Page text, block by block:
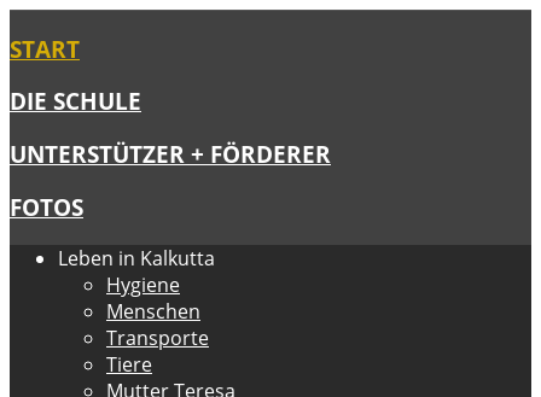
START
DIE SCHULE
UNTERSTÜTZER + FÖRDERER
FOTOS
Leben in Kalkutta
Hygiene
Menschen
Transporte
Tiere
Mutter Teresa